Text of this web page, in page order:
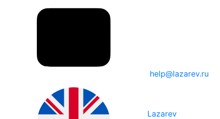
help@lazarev.ru
Lazarev